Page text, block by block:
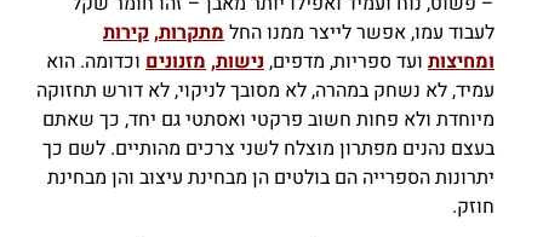
לעבוד עמו, אפשר לייצר ממנו החלמתקרות,קירות
ומחיצות ועד ספריות, מדפים,נישות,מזנונים וכדומה. הוא
עמיד, לא נשחק במהרה, לא מסובך לניקוי, לא דורש תחזוקה
מיוחדת ולא פחות חשוב פרקטי ואסתטי גם יחד, כך שאתם
בעצם נהנים מפתרון מוצלח לשני צרכים מהותיים. לשם כך
יתרונות הספרייה הם בולטים הן מבחינת עיצוב והן מבחינת
חוזק.